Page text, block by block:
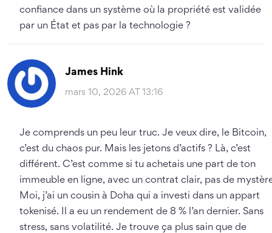
confiance dans un système où la propriété est validée
par un État et pas par la technologie ?
James Hink
mars 10, 2026 AT 13:16
Je comprends un peu leur truc. Je veux dire, le Bitcoin,
c’est du chaos pur. Mais les jetons d’actifs ? Là, c’est
différent. C’est comme si tu achetais une part de ton
immeuble en ligne, avec un contrat clair, pas de
Moi, j’ai un cousin à Doha qui a investi dans un appart
tokenisé. Il a eu un rendement de 8 % l’an dernier. Sans
stress, sans volatilité. Je trouve ça plus sain que de